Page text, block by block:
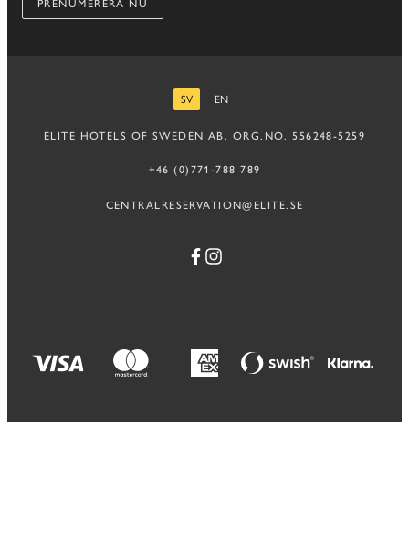
PRENUMERERA NU
SV
EN
ELITE HOTELS OF SWEDEN AB, ORG.NO. 556248-5259
+46 (0)771-788 789
CENTRALRESERVATION@ELITE.SE